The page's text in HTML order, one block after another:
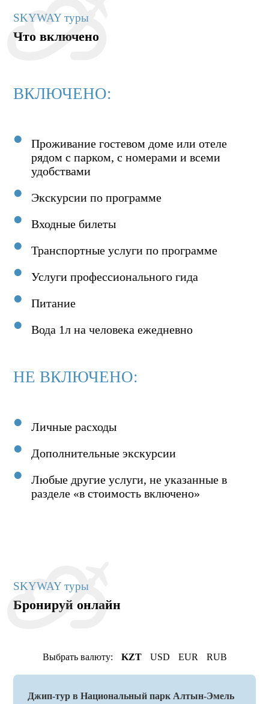
SKYWAY туры
Что включено
ВКЛЮЧЕНО:
Проживание гостевом доме или отеле
рядом с парком, с номерами и всеми
удобствами
Экскурсии по программе
Входные билеты
Транспортные услуги по программе
Услуги профессионального гида
Питание
Вода 1л на человека ежедневно
НЕ ВКЛЮЧЕНО:
Личные расходы
Дополнительные экскурсии
Любые другие услуги, не указанные в
разделе «в стоимость включено»
SKYWAY туры
Бронируй онлайн
Выбрать валюту: KZT USD EUR RUB
Джип-тур в Национальный парк Алтын-Эмель